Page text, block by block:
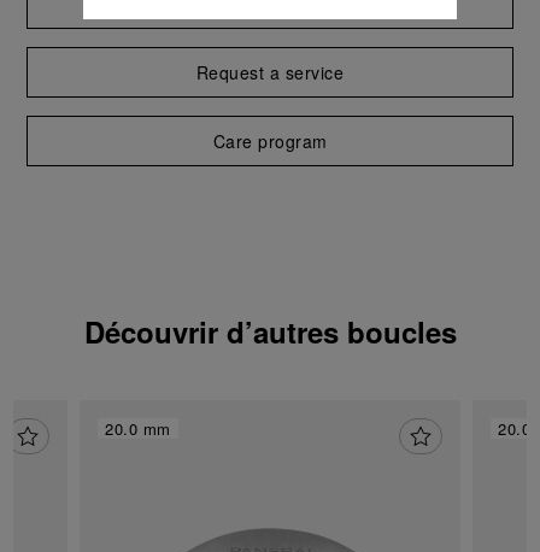
Request a service
Care program
Découvrir d’autres boucles
20.0 mm 20.0
donnez votre consentement pour l’utilisation
des cookies susmentionnés
En cliquant sur « Tout refuser », vous
donnez votre consentement uniquement